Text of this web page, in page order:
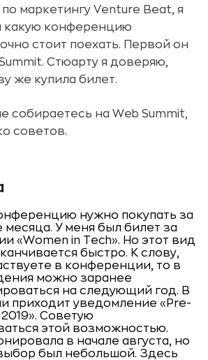
маркетингу Venture Beat, я
какую конференцию
стоит поехать. Первой он
Стюарту я доверяю,
же купила билет.
собираетесь на Web Summit,
советов.
нужно покупать за
месяца. У меня был билет за
«Women in Tech». Но этот вид
быстро. К слову,
в конференции, то в
можно заранее
на следующий год. В
приходит уведомление «Pre-
Cоветую
этой возможностью.
в начале августа, но
был небольшой. Здесь